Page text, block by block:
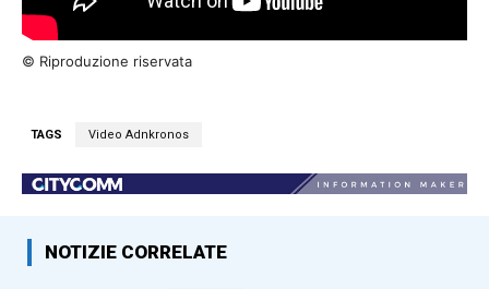
© Riproduzione riservata
TAGS Video Adnkronos
NOTIZIE CORRELATE